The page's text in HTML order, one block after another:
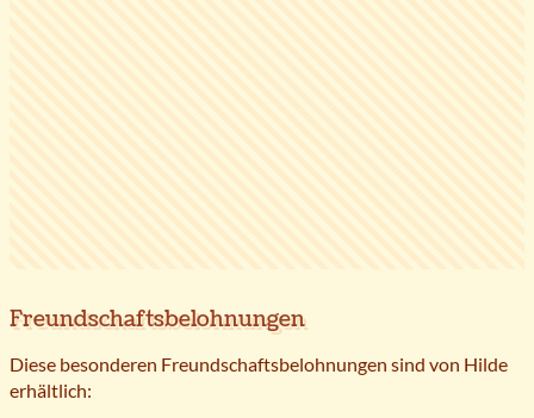
Freundschaftsbelohnungen
Diese besonderen Freundschaftsbelohnungen sind von Hilde
erhältlich: